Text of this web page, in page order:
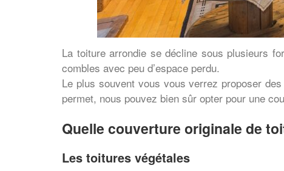
La toiture arrondie se décline sous plusieurs
combles avec peu d’espace perdu.
Le plus souvent vous vous verrez proposer
permet, nous pouvez bien sûr opter pour une
Quelle couverture originale de
Les toitures végétales